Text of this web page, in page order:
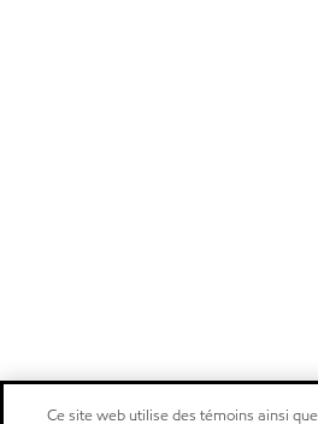
Ce site web utilise des témoins ainsi